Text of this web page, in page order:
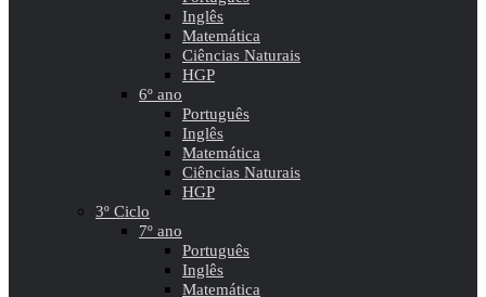
Inglês
Matemática
Ciências Naturais
HGP
6º ano
Português
Inglês
Matemática
Ciências Naturais
HGP
3º Ciclo
7º ano
Português
Inglês
Matemática